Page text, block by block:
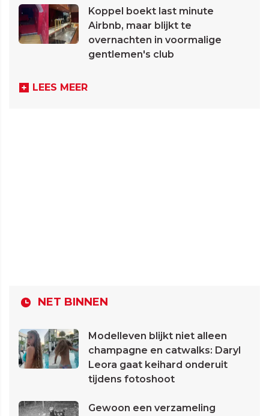
Koppel boekt last minute
Airbnb, maar blijkt te
overnachten in voormalige
gentlemen's club
LEES MEER
NET BINNEN
Modelleven blijkt niet alleen
champagne en catwalks: Daryl
Leora gaat keihard onderuit
tijdens fotoshoot
Gewoon een verzameling